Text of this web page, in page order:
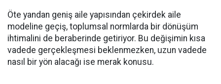
Öte yandan geniş aile yapısından çekirdek aile
modeline geçiş, toplumsal normlarda bir dönüşüm
ihtimalini de beraberinde getiriyor. Bu değişimin kısa
vadede gerçekleşmesi beklenmezken, uzun vadede
nasıl bir yön alacağı ise merak konusu.